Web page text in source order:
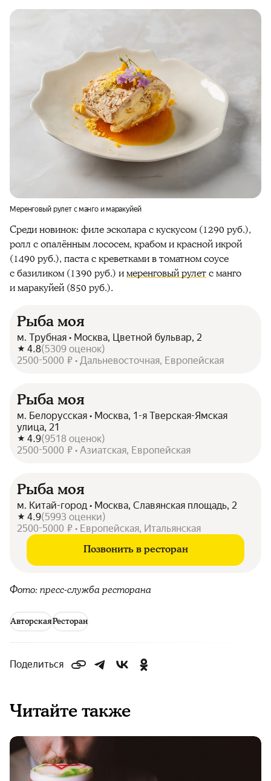
Меренговый рулет с манго и маракуйей
Среди новинок: филе эсколара с кускусом (1290 руб.),
ролл с опалённым лососем, крабом и красной икрой
(1490 руб.), паста с креветками в томатном соусе
с базиликом (1390 руб.) имеренговый рулетс манго
и маракуйей (850 руб.).
Рыба моя
м. Трубная • Москва, Цветной бульвар, 2
4.8(5309 оценок)
2500-5000 ₽ • Дальневосточная, Европейская
Рыба моя
м. Белорусская • Москва, 1-я Тверская-Ямская
улица, 21
4.9(9518 оценок)
2500-5000 ₽ • Азиатская, Европейская
Рыба моя
м. Китай-город • Москва, Славянская площадь, 2
4.9(5993 оценки)
2500-5000 ₽ • Европейская, Итальянская
Позвонить в ресторан
Фото: пресс-служба ресторана
АвторскаяРесторан
Поделиться
Читайте также